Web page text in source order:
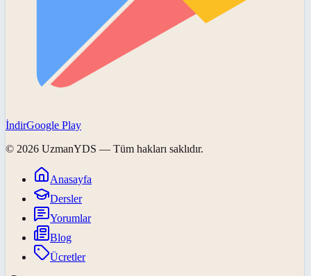
İndirGoogle Play
© 2026 UzmanYDS — Tüm hakları saklıdır.
Anasayfa
Dersler
Yorumlar
Blog
Ücretler